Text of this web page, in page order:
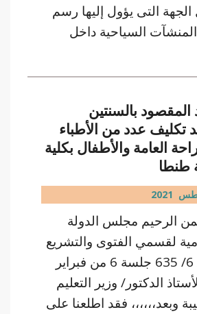
التى يؤول إليها رسم
السياحية داخل
المقصود بالسنتين
تكليف عدد من الأطباء
العامة والأطفال بكلية
طنطا
الرحيم مجلس الدولة
لقسمي الفتوى والتشريع
ملف رقم 86/ 6/ 635 جلسة 6 من فبراير
الأستاذ الدكتور/ وزير التعليم
وبعد،،،،،، فقد اطلعنا على